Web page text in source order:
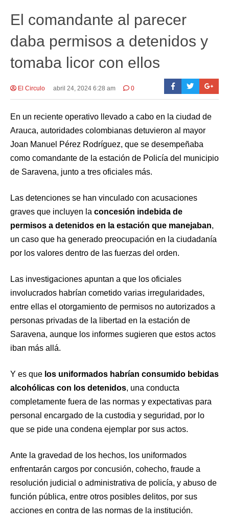
El comandante al parecer
daba permisos a detenidos y
tomaba licor con ellos
El Circulo abril 24, 2024 6:28 am 0
En un reciente operativo llevado a cabo en la ciudad de
Arauca, autoridades colombianas detuvieron al mayor
Joan Manuel Pérez Rodríguez, que se desempeñaba
como comandante de la estación de Policía del municipio
de Saravena, junto a tres oficiales más.
Las detenciones se han vinculado con acusaciones
graves que incluyen la concesión indebida de
permisos a detenidos en la estación que manejaban,
un caso que ha generado preocupación en la ciudadanía
por los valores dentro de las fuerzas del orden.
Las investigaciones apuntan a que los oficiales
involucrados habrían cometido varias irregularidades,
entre ellas el otorgamiento de permisos no autorizados a
personas privadas de la libertad en la estación de
Saravena, aunque los informes sugieren que estos actos
iban más allá.
Y es que los uniformados habrían consumido bebidas
alcohólicas con los detenidos, una conducta
completamente fuera de las normas y expectativas para
personal encargado de la custodia y seguridad, por lo
que se pide una condena ejemplar por sus actos.
Ante la gravedad de los hechos, los uniformados
enfrentarán cargos por concusión, cohecho, fraude a
resolución judicial o administrativa de policía, y abuso de
función pública, entre otros posibles delitos, por sus
acciones en contra de las normas de la institución.